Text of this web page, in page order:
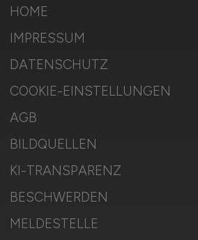
HOME
IMPRESSUM
DATENSCHUTZ
COOKIE-EINSTELLUNGEN
AGB
BILDQUELLEN
KI-TRANSPARENZ
BESCHWERDEN
MELDESTELLE